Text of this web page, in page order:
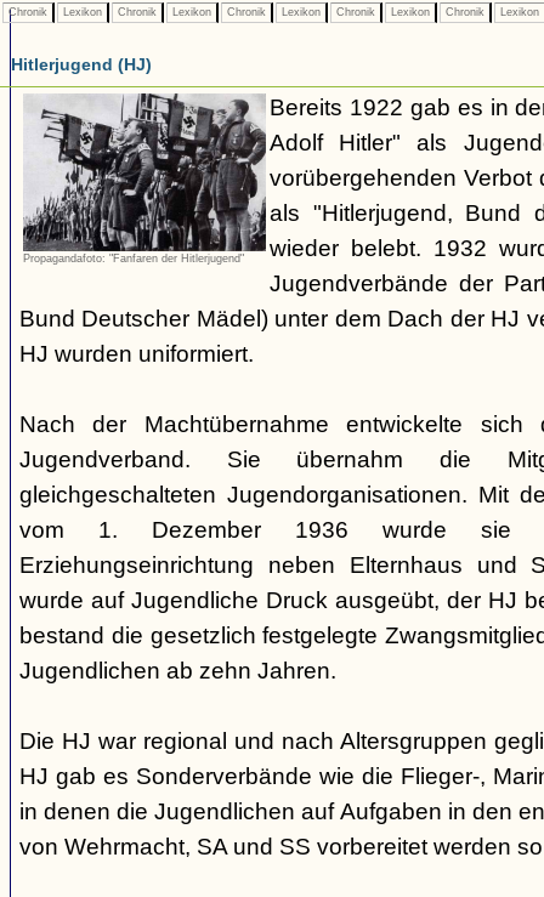
Chronik Lexikon Chronik Lexikon Chronik Lexikon Chronik Lexikon Chronik Lexikon
Hitlerjugend (HJ)
Propagandafoto: "Fanfaren der Hitlerjugend"
Bereits 1922 gab es in
Adolf Hitler" als
vorübergehenden Verbot
als "Hitlerjugend, Bund
wieder belebt. 1932
Jugendverbände der
Bund Deutscher Mädel) unter dem Dach der HJ
HJ wurden uniformiert.
Nach der Machtübernahme entwickelte
Jugendverband. Sie übernahm die
gleichgeschalteten Jugendorganisationen. Mit
vom 1. Dezember 1936 wurde sie
Erziehungseinrichtung neben Elternhaus und
wurde auf Jugendliche Druck ausgeübt, der HJ
bestand die gesetzlich festgelegte
Jugendlichen ab zehn Jahren.
Die HJ war regional und nach Altersgruppen
HJ gab es Sonderverbände wie die Flieger-,
in denen die Jugendlichen auf Aufgaben in den
von Wehrmacht, SA und SS vorbereitet werden